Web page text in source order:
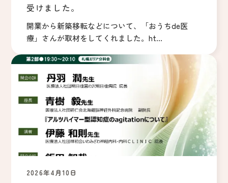
受けました。
開業から新築移転などについて、「おうちde医
療」さんが取材をしてくれました。ht...
2026年4月10日